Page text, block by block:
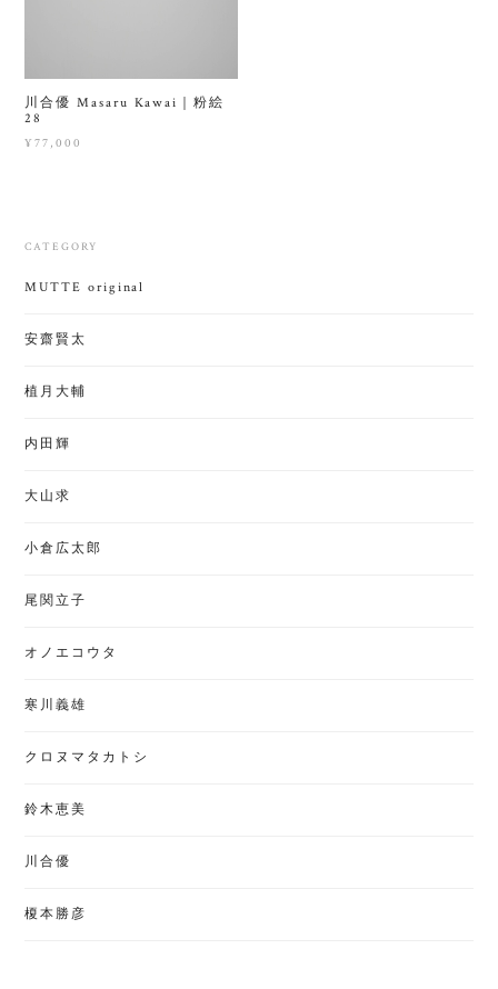
川合優 Masaru Kawai｜粉絵
28
¥77,000
CATEGORY
MUTTE original
安齋賢太
植月大輔
内田輝
大山求
小倉広太郎
尾関立子
オノエコウタ
寒川義雄
クロヌマタカトシ
鈴木恵美
川合優
榎本勝彦